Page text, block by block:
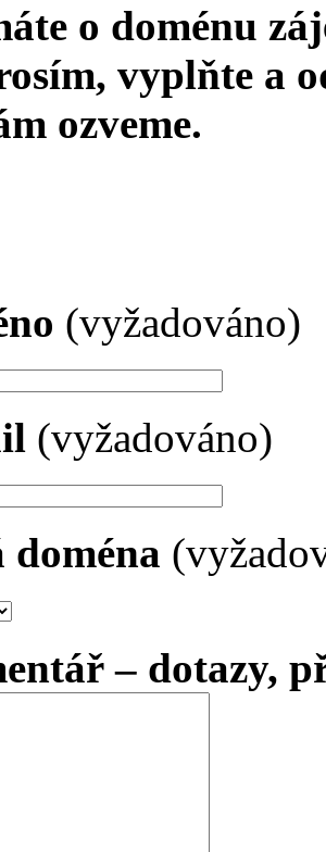
o doménu
vyplňte a
ozveme.
(vyžadováno)
(vyžadováno)
– dotazy,